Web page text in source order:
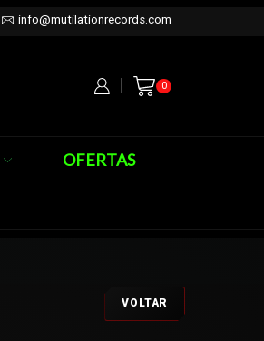
info@mutilationrecords.com
0
OFERTAS
VOLTAR